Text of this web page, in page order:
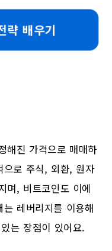
략 배우기
해진 가격으로 매매하
으로 주식, 외환, 원자
며, 비트코인도 이에
레버리지를 이용해
는 장점이 있어요.